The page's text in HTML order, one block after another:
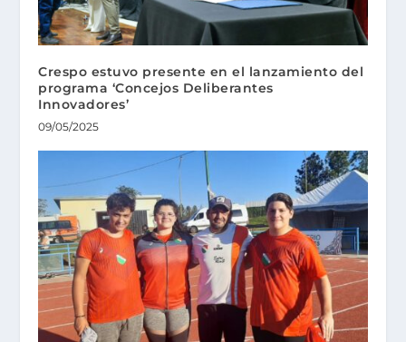
Crespo estuvo presente en el lanzamiento del
programa ‘Concejos Deliberantes
Innovadores’
09/05/2025